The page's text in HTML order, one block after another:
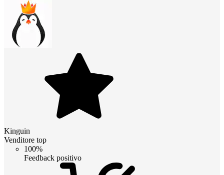
Kinguin
Venditore top
100%
Feedback positivo